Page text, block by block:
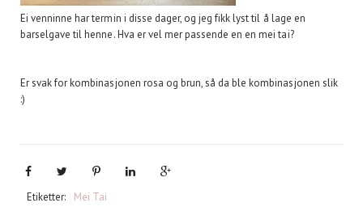
Ei venninne har termin i disse dager, og jeg fikk lyst til å lage en
barselgave til henne. Hva er vel mer passende en en mei tai?
Er svak for kombinasjonen rosa og brun, så da ble kombinasjonen slik
:)
Etiketter: Mei Tai